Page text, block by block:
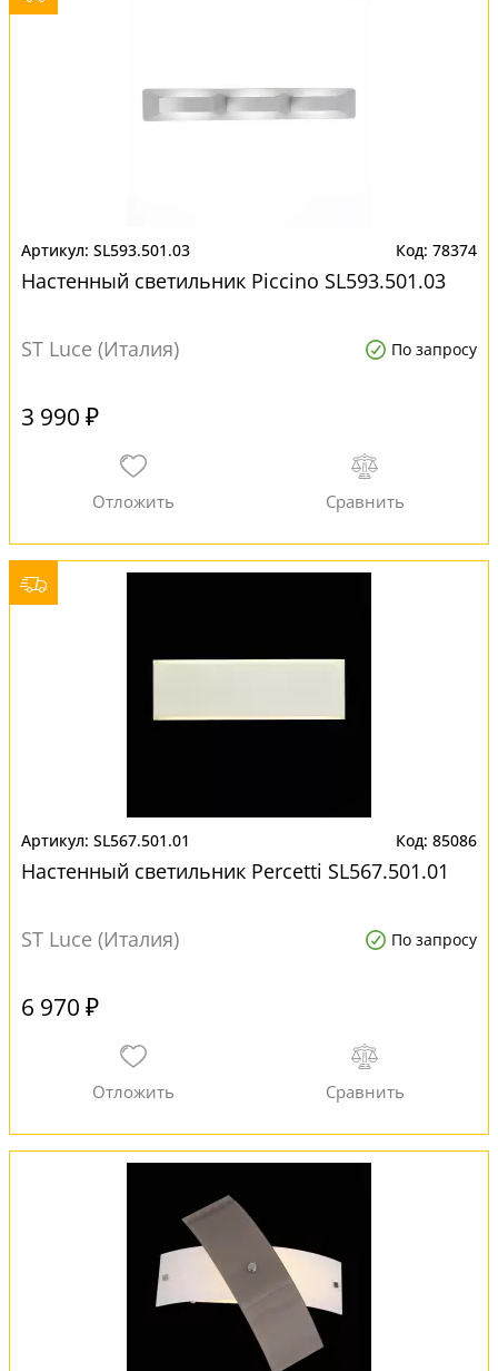
SL593.501.03 78374
Настенный светильник Piccino SL593.501.03
ST Luce (Италия) По запросу
3 990 ₽
SL567.501.01 85086
Настенный светильник Percetti SL567.501.01
ST Luce (Италия) По запросу
6 970 ₽